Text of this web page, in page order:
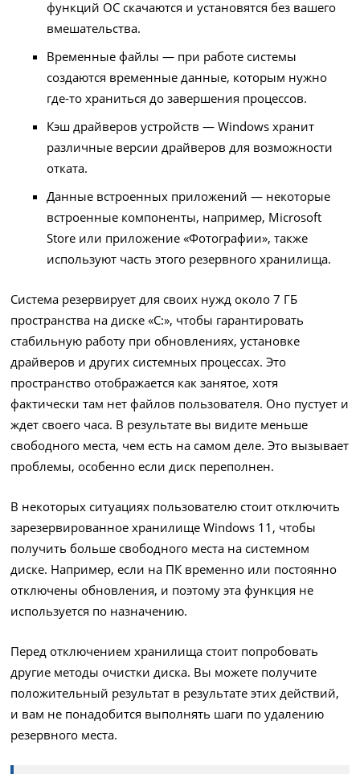
функций ОС скачаются и установятся без вашего
вмешательства.
Временные файлы — при работе системы
создаются временные данные, которым нужно
где-то храниться до завершения процессов.
Кэш драйверов устройств — Windows хранит
различные версии драйверов для возможности
отката.
Данные встроенных приложений — некоторые
встроенные компоненты, например, Microsoft
Store или приложение «Фотографии», также
используют часть этого резервного хранилища.
Система резервирует для своих нужд около 7 ГБ
пространства на диске «С:», чтобы гарантировать
стабильную работу при обновлениях, установке
драйверов и других системных процессах. Это
пространство отображается как занятое, хотя
фактически там нет файлов пользователя. Оно пустует и
ждет своего часа. В результате вы видите меньше
свободного места, чем есть на самом деле. Это вызывает
проблемы, особенно если диск переполнен.
В некоторых ситуациях пользователю стоит отключить
зарезервированное хранилище Windows 11, чтобы
получить больше свободного места на системном
диске. Например, если на ПК временно или постоянно
отключены обновления, и поэтому эта функция не
используется по назначению.
Перед отключением хранилища стоит попробовать
другие методы очистки диска. Вы можете получите
положительный результат в результате этих действий,
и вам не понадобится выполнять шаги по удалению
резервного места.